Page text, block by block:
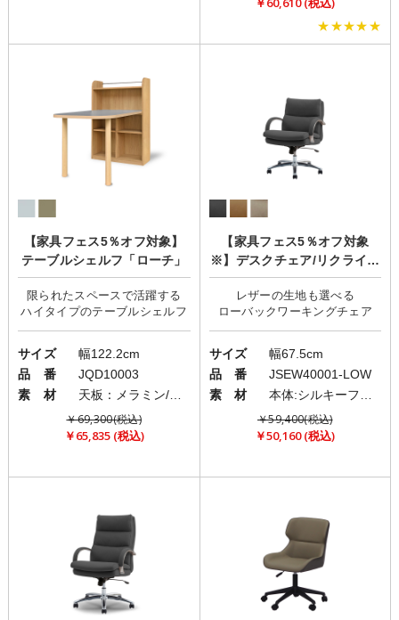
★★★★★
【家具フェス5％オフ対象】
テーブルシェルフ「ローチ」
限られたスペースで活躍する
サイズ
幅122.2cm
品 番
JQD10003
素 材
天板：メラミン/本体：強化紙/脚部：ラバーウッド
￥69,300(税込)
￥65,835 (税込)
【家具フェス5％オフ対象
※】デスクチェア/リクライニ
ング「Glant(グラント)」
レザーの生地も選べる
サイズ
幅67.5cm
品 番
JSEW40001-LOW
素 材
￥59,400(税込)
￥50,160 (税込)